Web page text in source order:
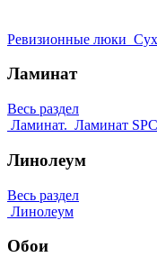
Ревизионные люки
Ламинат
Весь раздел
Ламинат. Ламинат SPC
Линолеум
Весь раздел
Линолеум
Обои